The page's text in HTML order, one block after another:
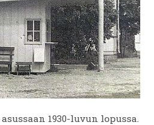
1930-luvun lopussa.